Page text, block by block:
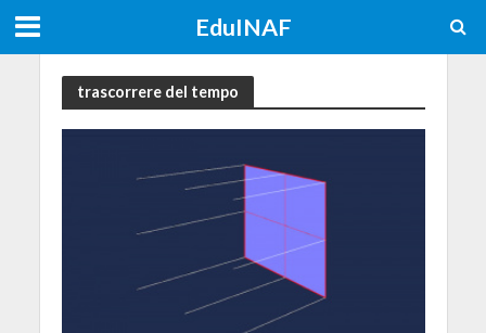
EduINAF
trascorrere del tempo